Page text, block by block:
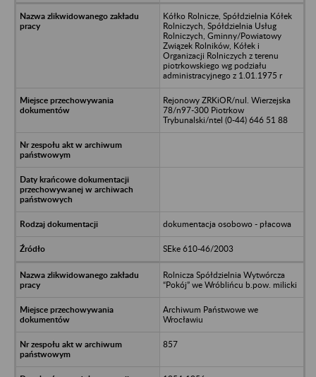
Kółko Rolnicze, Spółdzielnia Kółek
Rolniczych, Spółdzielnia Usług
Rolniczych, Gminny/Powiatowy
Związek Rolników, Kółek i
Organizacji Rolniczych z terenu
piotrkowskiego wg podziału
administracyjnego z 1.01.1975 r
Rejonowy ZRKiOR/nul. Wierzejska
78/n97-300 Piotrkow
Trybunalski/ntel (0-44) 646 51 88
dokumentacja osobowo - płacowa
SEke 610-46/2003
Rolnicza Spółdzielnia Wytwórcza
“Pokój” we Wróblińcu b.pow. milicki
Archiwum Państwowe we
Wrocławiu
857